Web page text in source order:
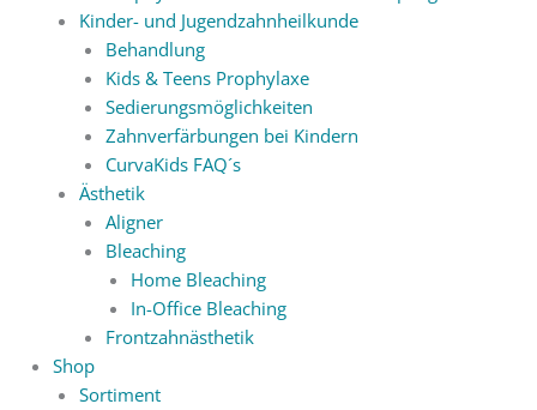
Kinder- und Jugendzahnheilkunde
Behandlung
Kids & Teens Prophylaxe
Sedierungsmöglichkeiten
Zahnverfärbungen bei Kindern
CurvaKids FAQ´s
Ästhetik
Aligner
Bleaching
Home Bleaching
In-Office Bleaching
Frontzahnästhetik
Shop
Sortiment